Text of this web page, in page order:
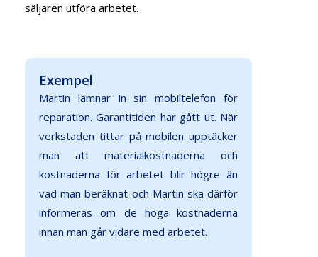
säljaren utföra arbetet.
Exempel
Martin lämnar in sin mobiltelefon för
reparation. Garantitiden har gått ut. När
verkstaden tittar på mobilen upptäcker
man att materialkostnaderna och
kostnaderna för arbetet blir högre än
vad man beräknat och Martin ska därför
informeras om de höga kostnaderna
innan man går vidare med arbetet.